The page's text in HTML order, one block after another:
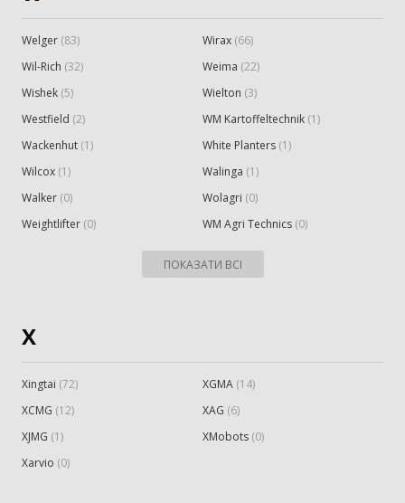
Welger (83) Wirax (66)
Wil-Rich (32) Weima (22)
Wishek (5) Wielton (3)
Westfield (2) WM Kartoffeltechnik (1)
Wackenhut (1) White Planters (1)
Wilcox (1) Walinga (1)
Walker (0) Wolagri (0)
Weightlifter (0) WM Agri Technics (0)
ПОКАЗАТИ ВСІ
X
Xingtai (72) XGMA (14)
XCMG (12) XAG (6)
XJMG (1) XMobots (0)
Xarvio (0)